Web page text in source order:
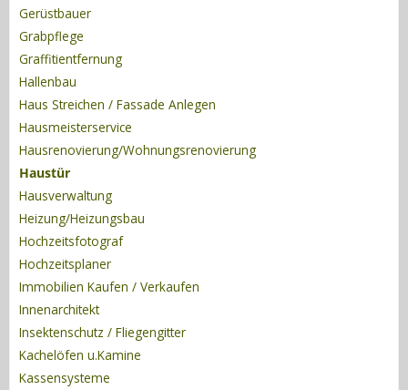
Gerüstbauer
Grabpflege
Graffitientfernung
Hallenbau
Haus Streichen / Fassade Anlegen
Hausmeisterservice
Hausrenovierung/Wohnungsrenovierung
Haustür
Hausverwaltung
Heizung/Heizungsbau
Hochzeitsfotograf
Hochzeitsplaner
Immobilien Kaufen / Verkaufen
Innenarchitekt
Insektenschutz / Fliegengitter
Kachelöfen u.Kamine
Kassensysteme